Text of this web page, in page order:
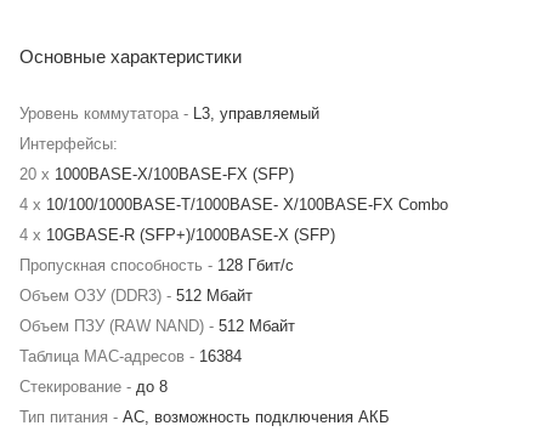
Основные характеристики
Уровень коммутатора - L3, управляемый
Интерфейсы:
20 x 1000BASE-X/100BASE-FX (SFP)
4 x 10/100/1000BASE-T/1000BASE- X/100BASE-FX Combo
4 x 10GBASE-R (SFP+)/1000BASE-X (SFP)
Пропускная способность - 128 Гбит/с
Объем ОЗУ (DDR3) - 512 Мбайт
Объем ПЗУ (RAW NAND) - 512 Мбайт
Таблица MAC-адресов - 16384
Стекирование - до 8
Тип питания - AC, возможность подключения АКБ